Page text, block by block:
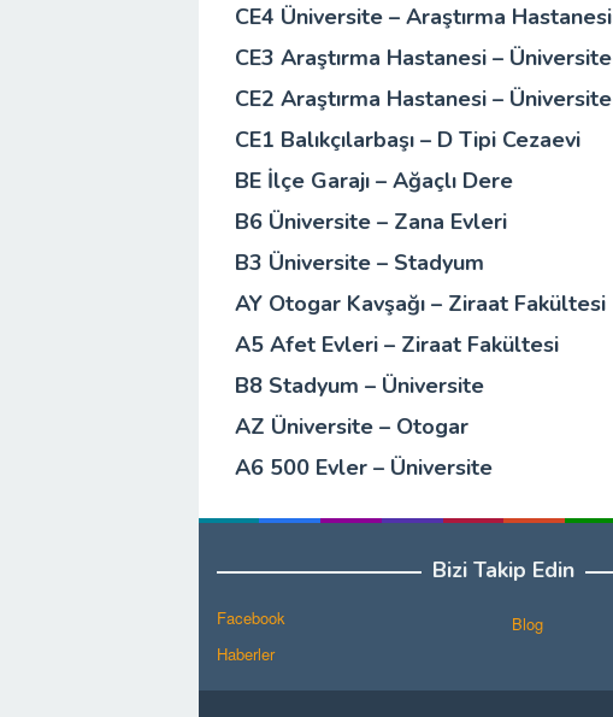
CE4 Üniversite – Araştırma Hastanesi
CE3 Araştırma Hastanesi – Üniversite
CE2 Araştırma Hastanesi – Üniversite
CE1 Balıkçılarbaşı – D Tipi Cezaevi
BE İlçe Garajı – Ağaçlı Dere
B6 Üniversite – Zana Evleri
B3 Üniversite – Stadyum
AY Otogar Kavşağı – Ziraat Fakültesi
A5 Afet Evleri – Ziraat Fakültesi
B8 Stadyum – Üniversite
AZ Üniversite – Otogar
A6 500 Evler – Üniversite
Bizi Takip Edin
Facebook
Haberler
Blog